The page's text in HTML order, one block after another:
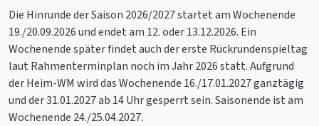
Die Hinrunde der Saison 2026/2027 startet am Wochenende
19./20.09.2026 und endet am 12. oder 13.12.2026. Ein
Wochenende später findet auch der erste Rückrundenspieltag
laut Rahmenterminplan noch im Jahr 2026 statt. Aufgrund
der Heim-WM wird das Wochenende 16./17.01.2027 ganztägig
und der 31.01.2027 ab 14 Uhr gesperrt sein. Saisonende ist am
Wochenende 24./25.04.2027.